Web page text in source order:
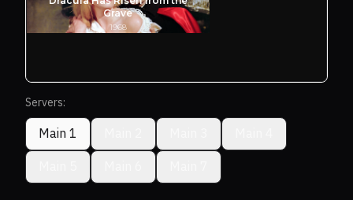
Servers:
Main 1